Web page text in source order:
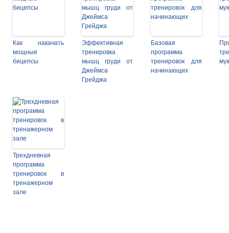
Как накачать
мощные
бицепсы
Эффективная
тренировка
мышц груди от
Джеймса
Грейджа
Базовая
программа
тренировок для
начинающих
Трехдневная
программа
тренировок в
тренажерном
зале